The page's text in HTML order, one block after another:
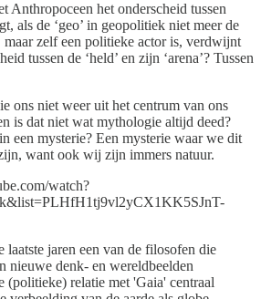
Anthropoceen het onderscheid tussen
als de ‘geo’ in geopolitiek niet meer de
zelf een politieke actor is, verdwijnt
tussen de ‘held’ en zijn ‘arena’? Tussen
ons niet weer uit het centrum van ons
is dat niet wat mythologie altijd deed?
een mysterie? Een mysterie waar we dit
want ook wij zijn immers natuur.
watch?
laatste jaren een van de filosofen die
nieuwe denk- en wereldbeelden
(politieke) relatie met 'Gaia' centraal